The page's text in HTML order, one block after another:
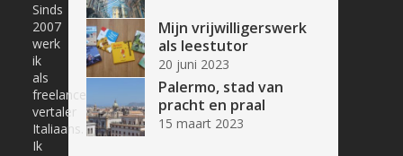
Mijn vrijwilligerswerk
als leestutor
20 juni 2023
Palermo, stad van
pracht en praal
15 maart 2023
Sinds
2007
werk
ik
als
freelance
vertaler
Italiaans.
Ik